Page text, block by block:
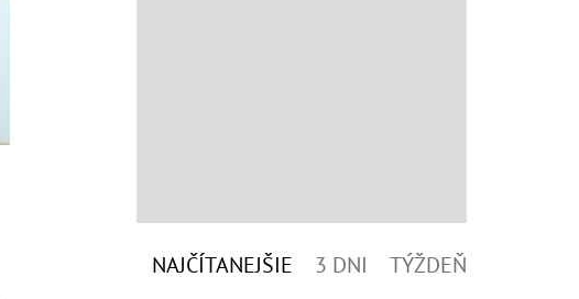
NAJČÍTANEJŠIE 3 DNI TÝŽDEŇ